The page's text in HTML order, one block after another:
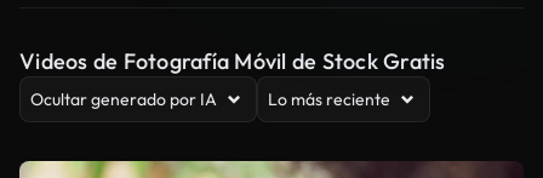
Videos de Fotografía Móvil de Stock Gratis
Ocultar generado por IA Lo más reciente